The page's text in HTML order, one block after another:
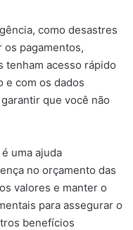
como desastres
pagamentos,
tenham acesso rápido
e com os dados
que você não
uma ajuda
no orçamento das
valores e manter o
para assegurar o
benefícios